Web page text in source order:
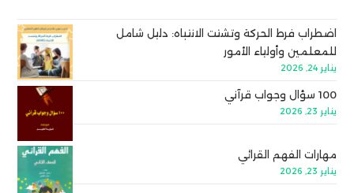
اضطراب فرط الحركة وتشتت الانتباه: دليل شامل
للمعلمين وأولياء الأمور
يناير 24, 2026
100 سؤال وجواب قرآني
يناير 23, 2026
مهارات الفهم القرائي
يناير 23, 2026